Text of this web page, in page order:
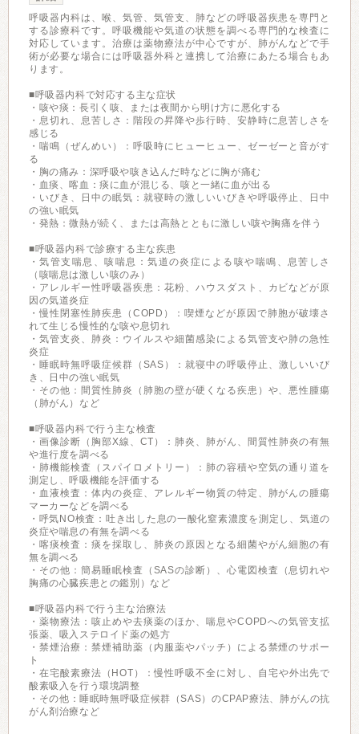
呼吸器内科は、喉、気管、気管支、肺などの呼吸器疾患を専門と
する診療科です。呼吸機能や気道の状態を調べる専門的な検査に
対応しています。治療は薬物療法が中心ですが、肺がんなどで手
術が必要な場合には呼吸器外科と連携して治療にあたる場合もあ
ります。
■呼吸器内科で対応する主な症状
・咳や痰：長引く咳、または夜間から明け方に悪化する
・息切れ、息苦しさ：階段の昇降や歩行時、安静時に息苦しさを
感じる
・喘鳴（ぜんめい）：呼吸時にヒューヒュー、ゼーゼーと音がす
る
・胸の痛み：深呼吸や咳き込んだ時などに胸が痛む
・血痰、喀血：痰に血が混じる、咳と一緒に血が出る
・いびき、日中の眠気：就寝時の激しいいびきや呼吸停止、日中
の強い眠気
・発熱：微熱が続く、または高熱とともに激しい咳や胸痛を伴う
■呼吸器内科で診療する主な疾患
・気管支喘息、咳喘息：気道の炎症による咳や喘鳴、息苦しさ
（咳喘息は激しい咳のみ）
・アレルギー性呼吸器疾患：花粉、ハウスダスト、カビなどが原
因の気道炎症
・慢性閉塞性肺疾患（COPD）：喫煙などが原因で肺胞が破壊さ
れて生じる慢性的な咳や息切れ
・気管支炎、肺炎：ウイルスや細菌感染による気管支や肺の急性
炎症
・睡眠時無呼吸症候群（SAS）：就寝中の呼吸停止、激しいいび
き、日中の強い眠気
・その他：間質性肺炎（肺胞の壁が硬くなる疾患）や、悪性腫瘍
（肺がん）など
■呼吸器内科で行う主な検査
・画像診断（胸部X線、CT）：肺炎、肺がん、間質性肺炎の有無
や進行度を調べる
・肺機能検査（スパイロメトリー）：肺の容積や空気の通り道を
測定し、呼吸機能を評価する
・血液検査：体内の炎症、アレルギー物質の特定、肺がんの腫瘍
マーカーなどを調べる
・呼気NO検査：吐き出した息の一酸化窒素濃度を測定し、気道の
炎症や喘息の有無を調べる
・喀痰検査：痰を採取し、肺炎の原因となる細菌やがん細胞の有
無を調べる
・その他：簡易睡眠検査（SASの診断）、心電図検査（息切れや
胸痛の心臓疾患との鑑別）など
■呼吸器内科で行う主な治療法
・薬物療法：咳止めや去痰薬のほか、喘息やCOPDへの気管支拡
張薬、吸入ステロイド薬の処方
・禁煙治療：禁煙補助薬（内服薬やパッチ）による禁煙のサポー
ト
・在宅酸素療法（HOT）：慢性呼吸不全に対し、自宅や外出先で
酸素吸入を行う環境調整
・その他：睡眠時無呼吸症候群（SAS）のCPAP療法、肺がんの抗
がん剤治療など